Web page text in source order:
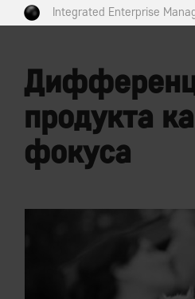
Integrated Enterprise
продукта
фокуса